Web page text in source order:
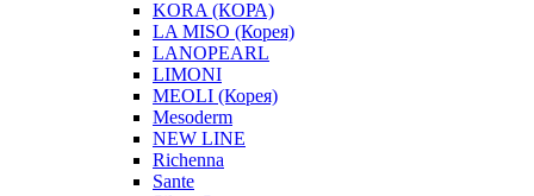
KORA (КОРА)
LA MISO (Корея)
LANOPEARL
LIMONI
MEOLI (Корея)
Mesoderm
NEW LINE
Richenna
Sante